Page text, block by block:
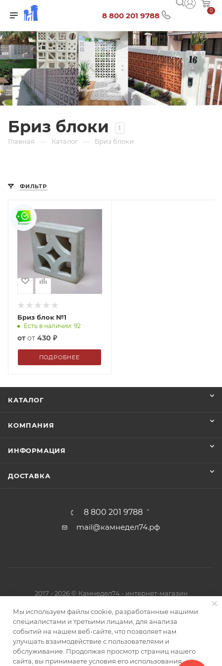
0
8 800 201 9788
Бриз блоки
1
Главная
— Каталог — Бриз блоки
ФИЛЬТР
Бриз блок №1
Есть в наличии: 92
от 430 ₽
ПОДРОБНЕЕ
КАТАЛОГ
КОМПАНИЯ
ИНФОРМАЦИЯ
ДОСТАВКА
8 800 201 9788
mail@камнедел74.рф
2017 - 2026 © Камнедел74 - интернет-магазин
Быстро с 1С-Битрикс
Мы используем файлы cookie, разработанные нашими
специалистами и третьими лицами, для анализа
событий на нашем веб-сайте, что позволяет нам
улучшать взаимодействие с пользователями и
обслуживание. Продолжая просмотр страниц нашего
сайта, вы принимаете условия его использования.